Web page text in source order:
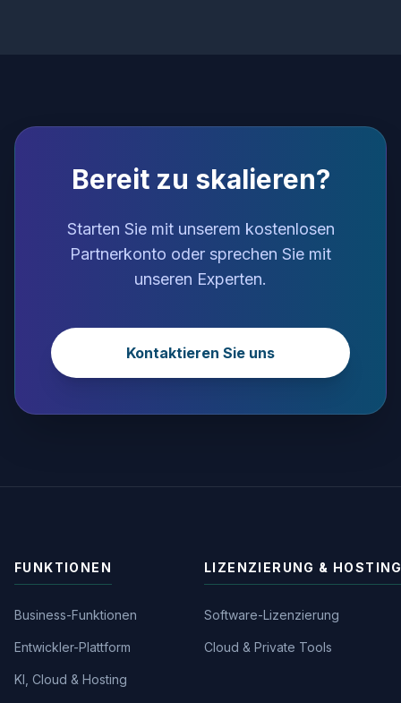
Bereit zu skalieren?
Starten Sie mit unserem kostenlosen
Partnerkonto oder sprechen Sie mit
unseren Experten.
Kontaktieren Sie uns
FUNKTIONEN
Business-Funktionen
Entwickler-Plattform
KI, Cloud & Hosting
LIZENZIERUNG &
Software-Lizenzierung
Cloud & Private Tools